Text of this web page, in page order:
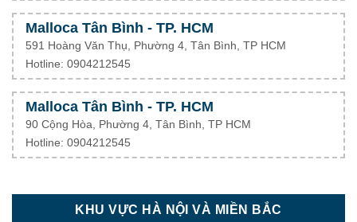
Malloca Tân Bình - TP. HCM
591 Hoàng Văn Thụ, Phường 4, Tân Bình, TP HCM
Hotline: 0904212545
Malloca Tân Bình - TP. HCM
90 Cộng Hòa, Phường 4, Tân Bình, TP HCM
Hotline: 0904212545
KHU VỰC HÀ NỘI VÀ MIỀN BẮC